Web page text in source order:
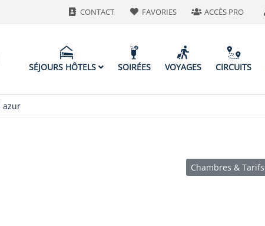
CONTACT FAVORIES ACCÈS PRO
SÉJOURS HÔTELS SOIRÉES VOYAGES CIRCUITS
azur
Chambres & Tarifs